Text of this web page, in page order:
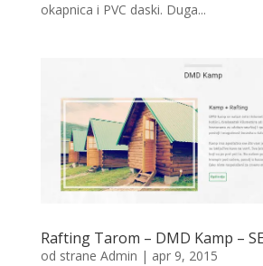
okapnica i PVC daski. Duga...
Rafting Tarom – DMD Kamp –
od strane Admin | apr 9, 2015